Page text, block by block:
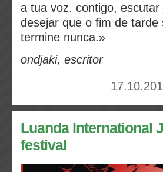
a tua voz. contigo,
desejar que o fim de
termine nunca.»
ondjaki, escritor
Luanda International
festival